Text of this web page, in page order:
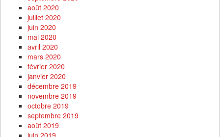
août 2020
juillet 2020
juin 2020
mai 2020
avril 2020
mars 2020
février 2020
janvier 2020
décembre 2019
novembre 2019
octobre 2019
septembre 2019
août 2019
juin 2019